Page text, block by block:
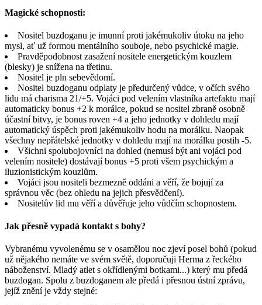
Magické schopnosti:
Nositel buzdoganu je imunní proti jakémukoliv útoku na jeho
mysl, ať už formou mentálního souboje, nebo psychické magie.
Pravděpodobnost zasažení nositele energetickým kouzlem
(blesky) je snížena na třetinu.
Nositel je pln sebevědomí.
Nositel buzdoganu odplaty je předurčený vůdce, v očích svého
lidu má charisma 21/+5. Vojáci pod velením vlastníka artefaktu mají
automaticky bonus +2 k morálce, pokud se nositel zbraně osobně
účastní bitvy, je bonus roven +4 a jeho jednotky v dohledu mají
automatický úspěch proti jakémukoliv hodu na morálku. Naopak
všechny nepřátelské jednotky v dohledu mají na morálku postih -5.
Všichni spolubojovníci na dohled (nemusí být ani vojáci pod
velením nositele) dostávají bonus +5 proti všem psychickým a
iluzionistickým kouzlům.
Vojáci jsou nositeli bezmezně oddáni a věří, že bojují za
správnou věc (bez ohledu na jejich přesvědčení).
Nositelův lid mu věří a důvěřuje jeho vůdčím schopnostem.
Jak přesně vypadá kontakt s bohy?
Vybranému vyvolenému se v osamělou noc zjeví posel bohů (pokud
už nějakého nemáte ve svém světě, doporučuji Herma z řeckého
náboženství. Mladý atlet s okřídlenými botkami...) který mu předá
buzdogan. Spolu z buzdoganem ale předá i přesnou ústní zprávu,
jejíž znění je vždy stejné: